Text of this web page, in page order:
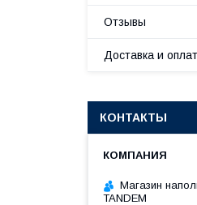
Отзывы
Доставка и
КОНТАКТЫ
Магазин
TANDEM